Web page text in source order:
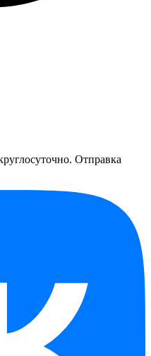
Отправка